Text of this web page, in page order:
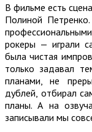
В фильме есть
Полиной
рокеры — играли
была чистая
только задавал
планами, не
дублей, отбирал
планы. А на
записывали мы